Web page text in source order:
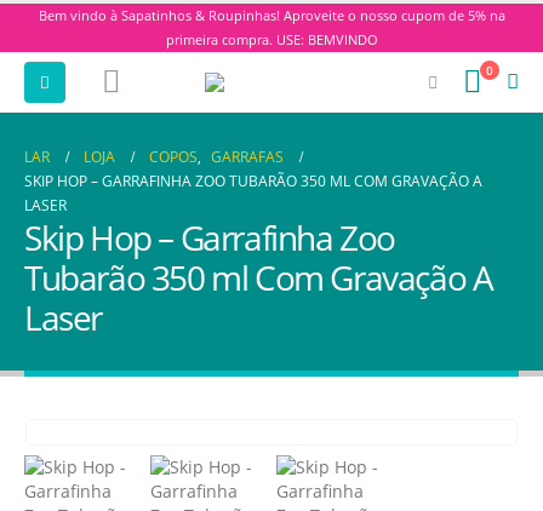
Bem vindo à Sapatinhos & Roupinhas! Aproveite o nosso cupom de 5% na
primeira compra. USE: BEMVINDO
0
LAR LOJA COPOS, GARRAFAS
SKIP HOP – GARRAFINHA ZOO TUBARÃO 350 ML COM GRAVAÇÃO A
LASER
Skip Hop – Garrafinha Zoo
Tubarão 350 ml Com Gravação A
Laser